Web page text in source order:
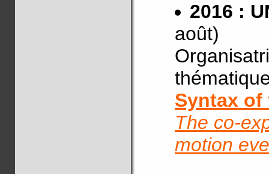
2016 :
août)
Syntax of
The co-
motion